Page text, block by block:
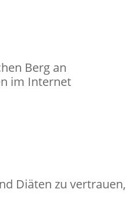
Berg an
im Internet
Diäten zu vertrauen,